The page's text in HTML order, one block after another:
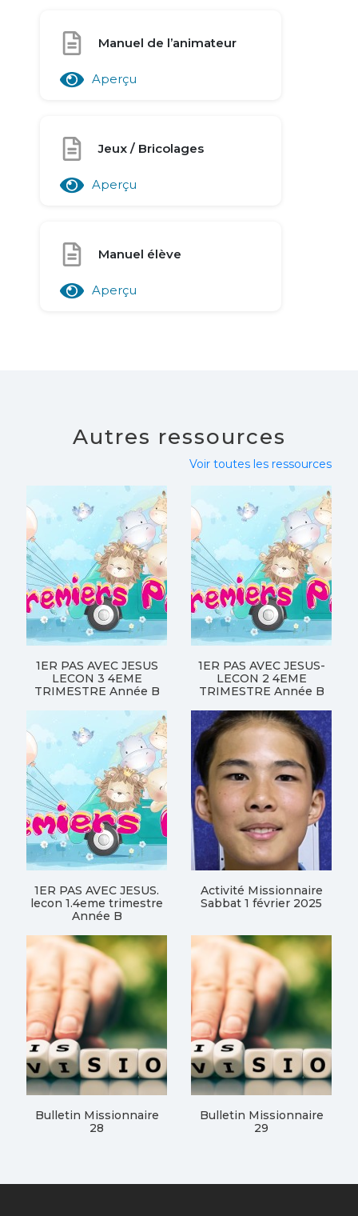
Manuel de l’animateur
Aperçu
Jeux / Bricolages
Aperçu
Manuel élève
Aperçu
Autres ressources
Voir toutes les ressources
1ER PAS AVEC JESUS
LECON 3 4EME
TRIMESTRE Année B
1ER PAS AVEC JESUS-
LECON 2 4EME
TRIMESTRE Année B
1ER PAS AVEC JESUS.
lecon 1.4eme trimestre
Année B
Activité Missionnaire
Sabbat 1 février 2025
Bulletin Missionnaire
28
Bulletin Missionnaire
29